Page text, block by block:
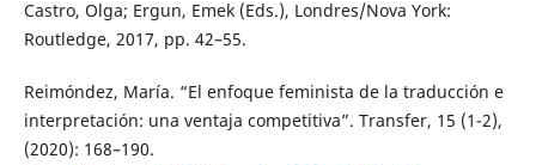
Castro, Olga; Ergun, Emek (Eds.), Londres/Nova York:
Routledge, 2017, pp. 42–55.
Reimóndez, María. “El enfoque feminista de la traducción e
interpretación: una ventaja competitiva”. Transfer, 15 (1-2),
(2020): 168–190.